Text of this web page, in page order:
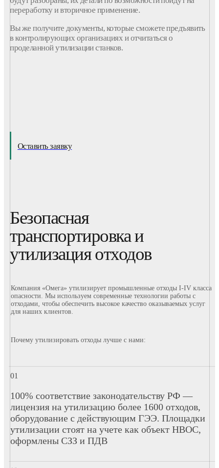
переработку и вторичное применение.
Вы же получите документы, которые сможете предъявить
в контролирующих организациях и отчитаться о
проделанной утилизации станков.
Оставить заявку
Безопасная
транспортировка и
утилизация отходов
Компания «Омега» утилизирует промышленные отходы I-IV класса
опасности. Мы используем современные технологии работы с
отходами, чтобы обеспечить высокое качество оказываемых услуг
для наших клиентов.
Почему утилизировать отходы лучше с нами:
100% соответствие законодательству РФ —
лицензия на утилизацию более 1600 отходов,
оборудование с действующим ГЭЭ. Площадки
утилизации стоят на учете как объект НВОС,
оформлены СЗЗ и ПДВ